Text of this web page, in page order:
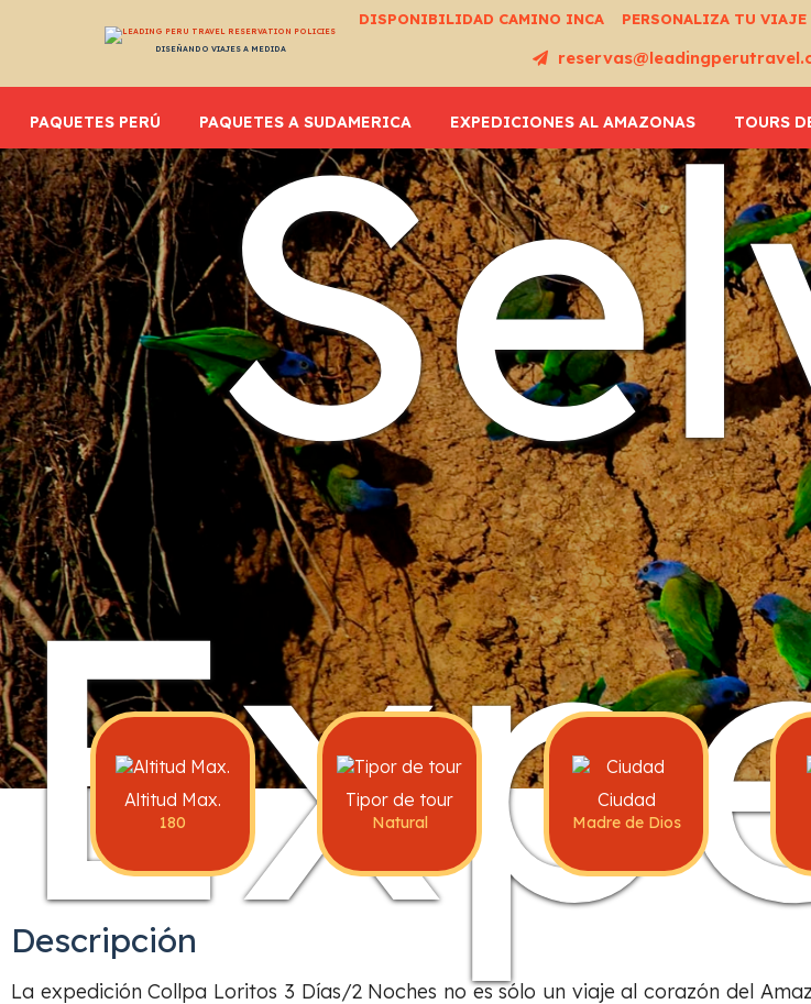
DISEÑANDO VIAJES A MEDIDA
DISPONIBILIDAD CAMINO INCA PERSONALIZA TU VIAJE
PAQUETES PERÚ PAQUETES A SUDAMERICA EXPEDICIONES AL AMAZONAS TOURS
Altitud Max.
180
Tipor de tour
Natural
Ciudad
Madre de Dios
Descripción
La expedición Collpa Loritos 3 Días/2 Noches no es sólo un viaje al corazón del